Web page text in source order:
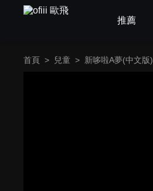
推薦
首頁 > 兒童 > 新哆啦A夢(中文版)